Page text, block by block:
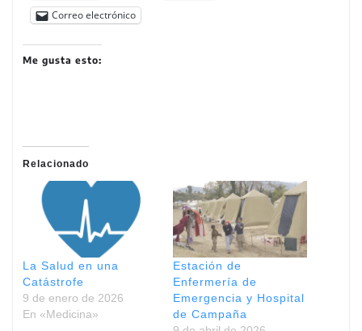
Correo electrónico
Me gusta esto:
Relacionado
La Salud en una
Catástrofe
9 de enero de 2026
En «Medicina»
Estación de
Enfermería de
Emergencia y Hospital
de Campaña